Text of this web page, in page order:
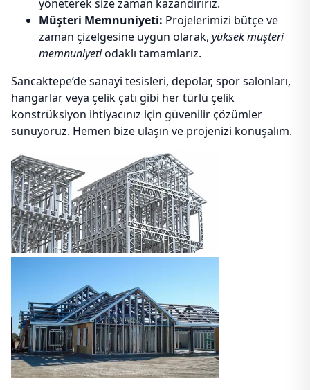
yöneterek size zaman kazandırırız.
Müşteri Memnuniyeti: Projelerimizi bütçe ve
zaman çizelgesine uygun olarak, yüksek müşteri
memnuniyetiodaklı tamamlarız.
Sancaktepe’de sanayi tesisleri, depolar, spor salonları,
hangarlar veya çelik çatı gibi her türlü çelik
konstrüksiyon ihtiyacınız için güvenilir çözümler
sunuyoruz. Hemen bize ulaşın ve projenizi konuşalım.